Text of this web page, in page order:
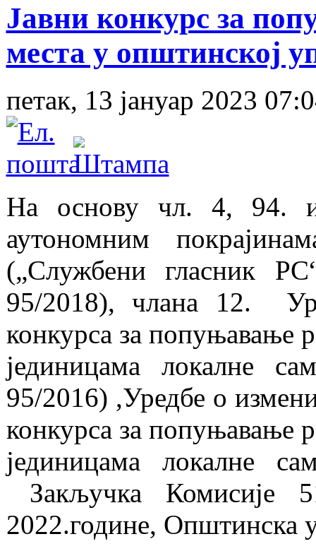
Јавни конкурс за
места у општинској
петак, 13 јануар 2023
На основу чл. 4, 94.
аутономним
(„Службени гласник
95/2018), члана 12.
конкурса за попуњавање
јединицама локалне
95/2016) ,Уредбе о
конкурса за попуњавање
јединицама локалне
Закључка Комисије
2022.године, Општинска